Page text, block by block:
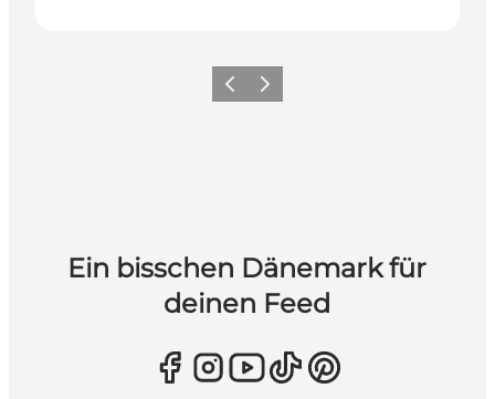
ZurückWeiter
Ein bisschen Dänemark für
deinen Feed